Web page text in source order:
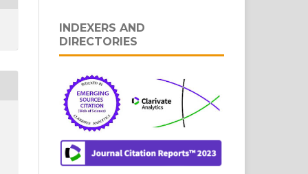
INDEXERS AND
DIRECTORIES